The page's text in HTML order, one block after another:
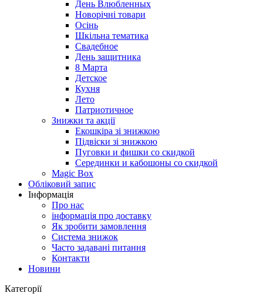
День Влюбленных
Новорічні товари
Осінь
Шкільна тематика
Свадебное
День защитника
8 Марта
Детское
Кухня
Лето
Патриотичное
Знижки та акції
Екошкіра зі знижкою
Підвіски зі знижкою
Пуговки и фишки со скидкой
Серединки и кабошоны со скидкой
Magic Box
Обліковий запис
Інформація
Про нас
інформація про доставку
Як зробити замовлення
Система знижок
Часто задавані питання
Контакти
Новини
Категорії